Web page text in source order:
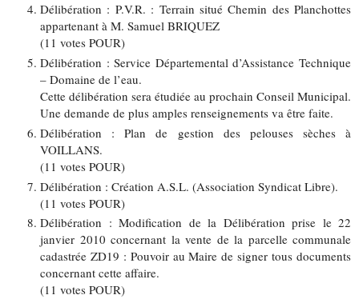
Délibération : P.V.R. : Terrain situé Chemin des Planchottes
appartenant à M. Samuel BRIQUEZ
(11 votes POUR)
Délibération : Service Départemental d’Assistance Technique
– Domaine de l’eau.
Cette délibération sera étudiée au prochain Conseil Municipal.
Une demande de plus amples renseignements va être faite.
Délibération : Plan de gestion des pelouses sèches à
VOILLANS.
(11 votes POUR)
Délibération : Création A.S.L. (Association Syndicat Libre).
(11 votes POUR)
Délibération : Modification de la Délibération prise le 22
janvier 2010 concernant la vente de la parcelle communale
cadastrée ZD19 : Pouvoir au Maire de signer tous documents
concernant cette affaire.
(11 votes POUR)